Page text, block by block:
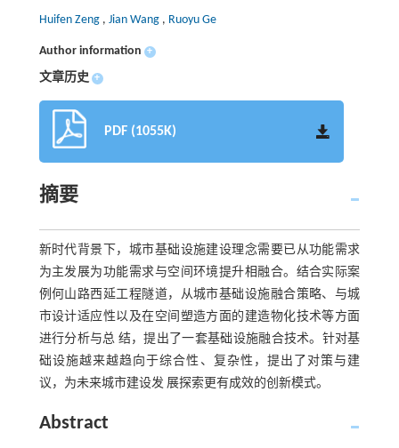
Huifen Zeng , Jian Wang , Ruoyu Ge
Author information +
文章历史 +
PDF (1055K)
摘要
新时代背景下，城市基础设施建设理念需要已从功能需求
为主发展为功能需求与空间环境提升相融合。结合实际案
例何山路西延工程隧道，从城市基础设施融合策略、与城
市设计适应性以及在空间塑造方面的建造物化技术等方面
进行分析与总 结，提出了一套基础设施融合技术。针对基
础设施越来越趋向于综合性、复杂性，提出了对策与建
议，为未来城市建设发 展探索更有成效的创新模式。
Abstract